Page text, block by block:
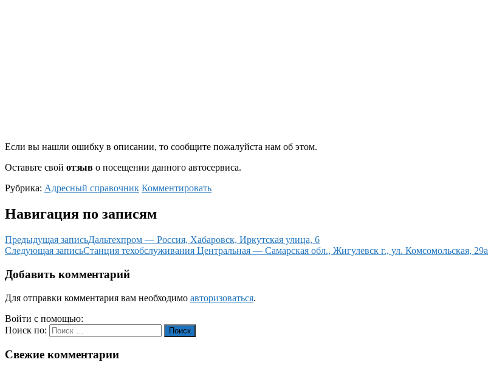
Если вы нашли ошибку в описании, то сообщите пожалуйста нам об этом.
Оставьте свой отзыв о посещении данного автосервиса.
Рубрика: Адресный справочник Комментировать
Навигация по записям
Предыдущая записьДальтехпром — Россия, Хабаровск, Иркутская улица, 6
Следующая записьСтанция техобслуживания Центральная — Самарская обл., Жигулевск г., ул. Комсомольская, 29а
Добавить комментарий
Для отправки комментария вам необходимо авторизоваться.
Войти с помощью:
Поиск по:
Поиск
Свежие комментарии